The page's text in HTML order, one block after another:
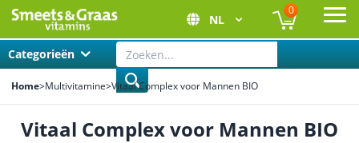
NL
0
Categorieën
Home>Multivitamine>Vitaal Complex voor Mannen BIO
Vitaal Complex voor Mannen BIO